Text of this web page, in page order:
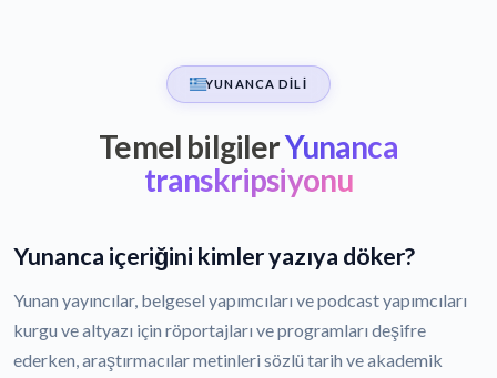
YUNANCA DILI
Temel bilgilerYunanca
transkripsiyonu
Yunanca içeriğini kimler yazıya döker?
Yunan yayıncılar, belgesel yapımcıları ve podcast yapımcıları
kurgu ve altyazı için röportajları ve programları deşifre
ederken, araştırmacılar metinleri sözlü tarih ve akademik